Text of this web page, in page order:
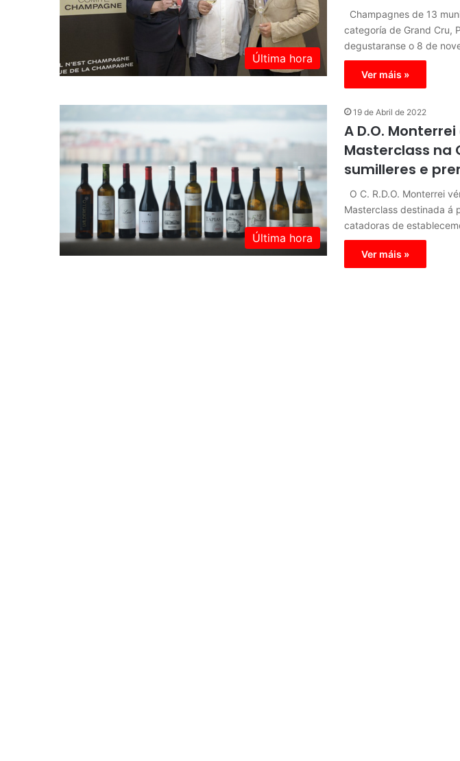
Última hora
Champagnes de 13
categoría de Grand Cru,
degustaranse o 8 de
Ver máis »
Última hora
19 de Abril de 2022
A D.O.
Masterclass na
sumilleres e
O C. R.D.O. Monterrei
Masterclass destinada á
catadoras de
Ver máis »